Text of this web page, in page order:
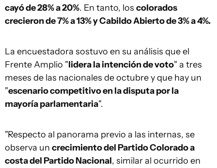
cayó de 28% a 20%. En tanto, los colorados
crecieron de 7% a 13% y Cabildo Abierto de 3% a 4%.
La encuestadora sostuvo en su análisis que el
Frente Amplio "lidera la intención de voto" a tres
meses de las nacionales de octubre y que hay un
"escenario competitivo en la disputa por la
mayoría parlamentaria".
"Respecto al panorama previo a las internas, se
observa un crecimiento del Partido Colorado a
costa del Partido Nacional, similar al ocurrido en